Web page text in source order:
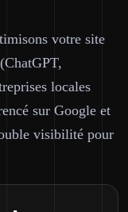
votre site
locales
sur Google et
visibilité pour